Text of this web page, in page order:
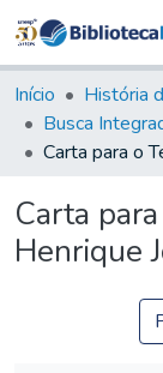
Início História
Busca
Carta
Henrique